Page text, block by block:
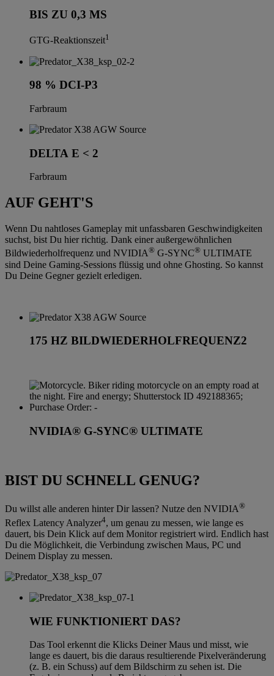
BIS ZU 0,3 MS
GTG-Reaktionszeit1
98 % DCI-P3
Farbraum
DELTA E < 2
Farbraum
AUF GEHT'S
Wenn Du nahtloses Gameplay mit unfassbaren Geschwindigkeiten
suchst, bist Du hier richtig. Dank einer außergewöhnlichen
Bildwiederholfrequenz und NVIDIA® G-SYNC® ULTIMATE
sind Deine Gaming-Sessions flüssig und ohne Ghosting. So kannst
Du Deine Gegner gezielt erledigen.
175 HZ BILDWIEDERHOLFREQUENZ2
NVIDIA® G-SYNC® ULTIMATE
BIST DU SCHNELL GENUG?
Du willst alle anderen hinter Dir lassen? Nutze den NVIDIA®
Reflex Latency Analyzer4, um genau zu messen, wie lange es
dauert, bis Dein Klick auf dem Monitor registriert wird. Endlich hast
Du die Möglichkeit, die Verbindung zwischen Maus, PC und
Deinem Display zu messen.
WIE FUNKTIONIERT DAS?
Das Tool erkennt die Klicks Deiner Maus und misst, wie
lange es dauert, bis die daraus resultierende Pixelveränderung
(z. B. ein Schuss) auf dem Bildschirm zu sehen ist. Die